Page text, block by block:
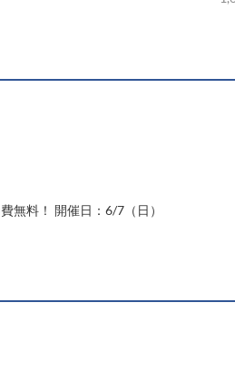
無料！ 開催日：6/7（日）